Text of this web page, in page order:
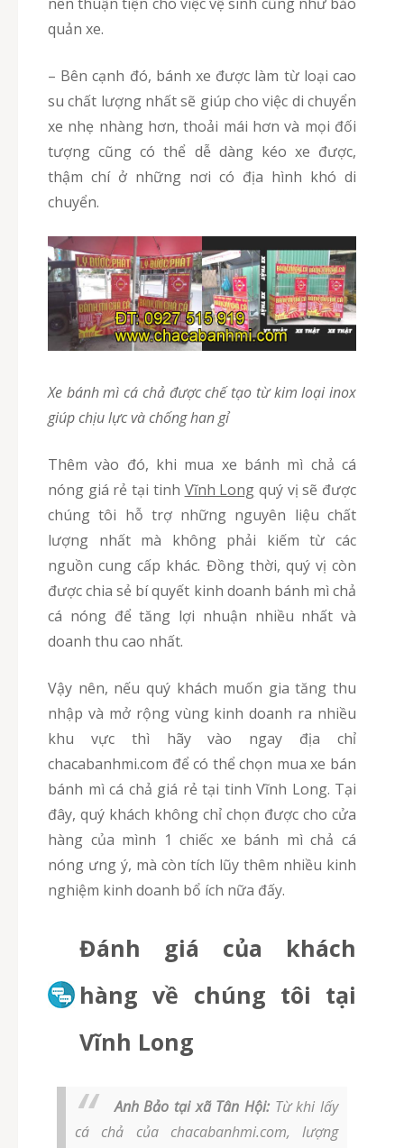
nên thuận tiện cho việc vệ sinh cũng như bảo
quản xe.
– Bên cạnh đó, bánh xe được làm từ loại cao
su chất lượng nhất sẽ giúp cho việc di chuyển
xe nhẹ nhàng hơn, thoải mái hơn và mọi đối
tượng cũng có thể dễ dàng kéo xe được,
thậm chí ở những nơi có địa hình khó di
chuyển.
Xe bánh mì cá chả được chế tạo từ kim loại inox
giúp chịu lực và chống han gỉ
Thêm vào đó, khi mua xe bánh mì chả cá
nóng giá rẻ tại tinh Vĩnh Long quý vị sẽ được
chúng tôi hỗ trợ những nguyên liệu chất
lượng nhất mà không phải kiếm từ các
nguồn cung cấp khác. Đồng thời, quý vị còn
được chia sẻ bí quyết kinh doanh bánh mì chả
cá nóng để tăng lợi nhuận nhiều nhất và
doanh thu cao nhất.
Vậy nên, nếu quý khách muốn gia tăng thu
nhập và mở rộng vùng kinh doanh ra nhiều
khu vực thì hãy vào ngay địa chỉ
chacabanhmi.com để có thể chọn mua xe bán
bánh mì cá chả giá rẻ tại tinh Vĩnh Long. Tại
đây, quý khách không chỉ chọn được cho cửa
hàng của mình 1 chiếc xe bánh mì chả cá
nóng ưng ý, mà còn tích lũy thêm nhiều kinh
nghiệm kinh doanh bổ ích nữa đấy.
Đánh giá của khách
hàng về chúng tôi tại
Vĩnh Long
Anh Bảo tại xã Tân Hội: Từ khi lấy
cá chả của chacabanhmi.com, lượng